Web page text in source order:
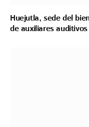
Huejutla, sede del
de auxiliares